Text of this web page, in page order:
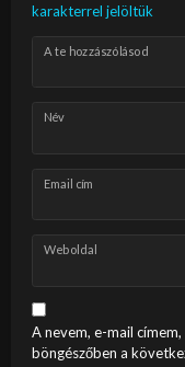
karakterrel jelöltük
A te hozzászólásod
Név
Email cím
Weboldal
A nevem, e-mail
böngészőben a